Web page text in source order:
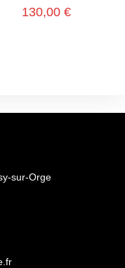
130,00 €
sur-Orge